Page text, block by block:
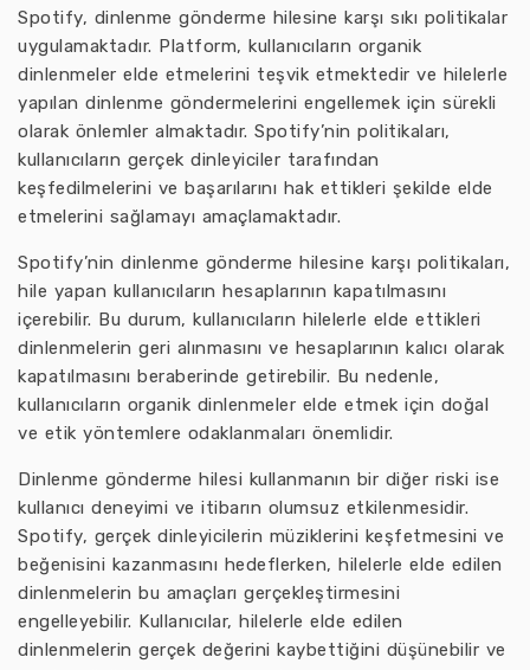
Spotify, dinlenme gönderme hilesine karşı sıkı politikalar
uygulamaktadır. Platform, kullanıcıların organik
dinlenmeler elde etmelerini teşvik etmektedir ve hilelerle
yapılan dinlenme göndermelerini engellemek için sürekli
olarak önlemler almaktadır. Spotify’nin politikaları,
kullanıcıların gerçek dinleyiciler tarafından
keşfedilmelerini ve başarılarını hak ettikleri şekilde elde
etmelerini sağlamayı amaçlamaktadır.
Spotify’nin dinlenme gönderme hilesine karşı politikaları,
hile yapan kullanıcıların hesaplarının kapatılmasını
içerebilir. Bu durum, kullanıcıların hilelerle elde ettikleri
dinlenmelerin geri alınmasını ve hesaplarının kalıcı olarak
kapatılmasını beraberinde getirebilir. Bu nedenle,
kullanıcıların organik dinlenmeler elde etmek için doğal
ve etik yöntemlere odaklanmaları önemlidir.
Dinlenme gönderme hilesi kullanmanın bir diğer riski ise
kullanıcı deneyimi ve itibarın olumsuz etkilenmesidir.
Spotify, gerçek dinleyicilerin müziklerini keşfetmesini ve
beğenisini kazanmasını hedeflerken, hilelerle elde edilen
dinlenmelerin bu amaçları gerçekleştirmesini
engelleyebilir. Kullanıcılar, hilelerle elde edilen
dinlenmelerin gerçek değerini kaybettiğini düşünebilir ve